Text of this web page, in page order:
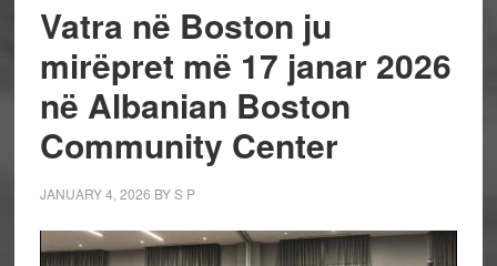
Vatra në Boston ju
mirëpret më 17 janar 2026
në Albanian Boston
Community Center
JANUARY 4, 2026 BYS P